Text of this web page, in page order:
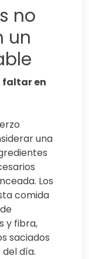
no
un
faltar en
una
Los
comida
y fibra,
saciados
día.